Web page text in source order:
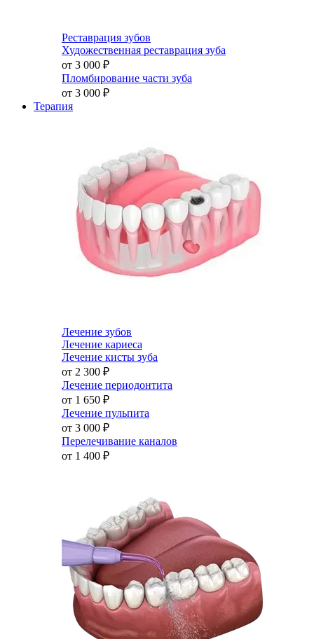
Реставрация зубов
Художественная реставрация зуба
от 3 000 ₽
Пломбирование части зуба
от 3 000 ₽
Терапия
Лечение зубов
Лечение кариеса
Лечение кисты зуба
от 2 300 ₽
Лечение периодонтита
от 1 650 ₽
Лечение пульпита
от 3 000 ₽
Перелечивание каналов
от 1 400 ₽